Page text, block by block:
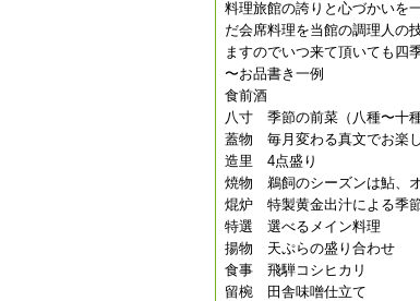
料理旅館の誇りと心づかいを
だ会席料理を当館の調理人の
ますのでいつ来て頂いても四
〜お品書き一例
食前酒
八寸 季節の前菜（八種〜十種
蓋物 毎月変わる真文でお楽
造里 4点盛り
焼物 鵜飼のシーズンは鮎、
焜炉 特製黄金出汁による季
特選 選べるメイン料理
揚物 天ぷらの盛り合わせ
食事 飛騨コシヒカリ
留椀 田舎味噌仕立て